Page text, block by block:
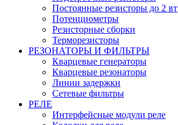
Постоянные резисторы до 2 вт
Потенциометры
Резисторные сборки
Терморезисторы
РЕЗОНАТОРЫ И ФИЛЬТРЫ
Кварцевые генераторы
Кварцевые резонаторы
Линии задержки
Сетевые фильтры
РЕЛЕ
Интерфейсные модули реле